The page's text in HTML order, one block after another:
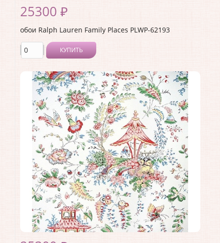
25300 ₽
обои Ralph Lauren Family Places PLWP-62193
КУПИТЬ
Производитель:Ralph Lauren
Коллекция:Family Places
Длина рулона:10
Ширина рулона:0.68
Материал покрытия:<>
Страна:США
Материал основы:Бумага
Раппорт:45